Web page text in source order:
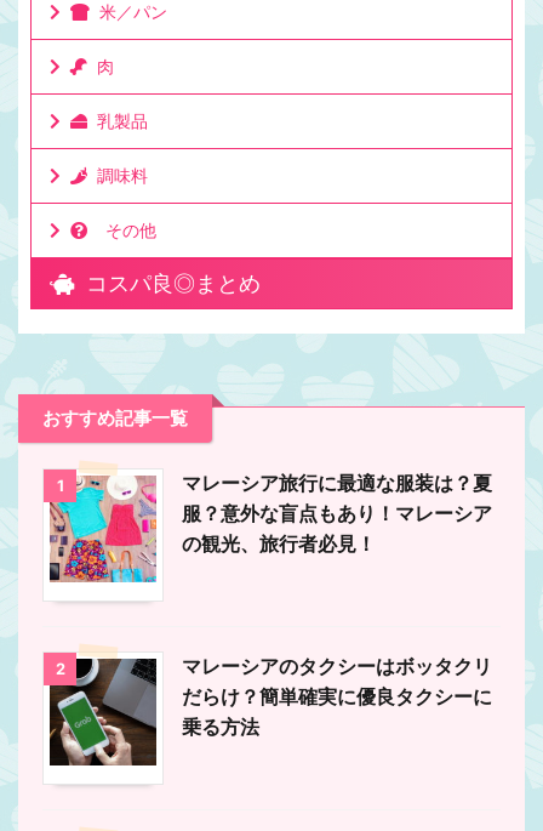
米／パン
肉
乳製品
調味料
その他
コスパ良◎まとめ
おすすめ記事一覧
1
マレーシア旅行に最適な服装は？夏
服？意外な盲点もあり！マレーシア
の観光、旅行者必見！
2
マレーシアのタクシーはボッタクリ
だらけ？簡単確実に優良タクシーに
乗る方法